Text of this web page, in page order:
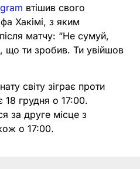
втішив свого
Хакімі, з яким
матчу: “Не сумуй,
що ти зробив. Ти увійшов
світу зіграє проти
18 грудня о 17:00.
за друге місце з
о 17:00.